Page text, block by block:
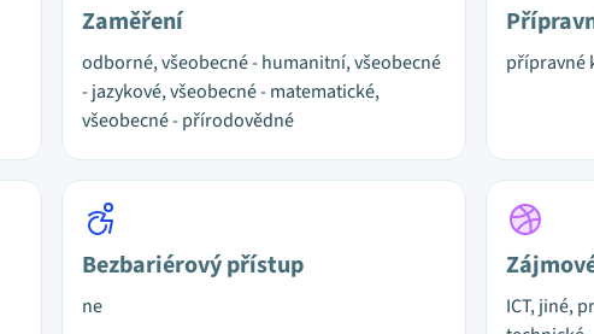
Zaměření
odborné, všeobecné - humanitní, všeobecné
- jazykové, všeobecné - matematické,
všeobecné - přírodovědné
přípravné
Bezbariérový přístup
ne
ICT, jiné,